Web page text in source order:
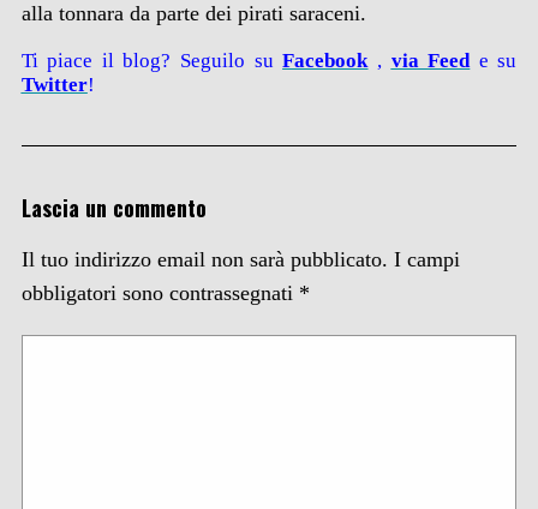
alla tonnara da parte dei pirati saraceni.
Ti piace il blog? Seguilo suFacebook , viaFeede su
Twitter!
Lascia un commento
Il tuo indirizzo email non sarà pubblicato. I campi
obbligatori sono contrassegnati *